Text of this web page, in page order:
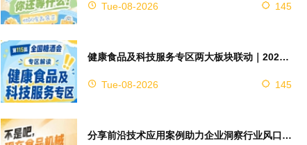
Tue-08-2026 145
健康食品及科技服务专区两大板块联动｜2026南京秋糖实现双向赋能助力企业对接技术资源
Tue-08-2026 145
分享前沿技术应用案例助力企业洞察行业风口，2026南京秋糖9号馆赋能创新